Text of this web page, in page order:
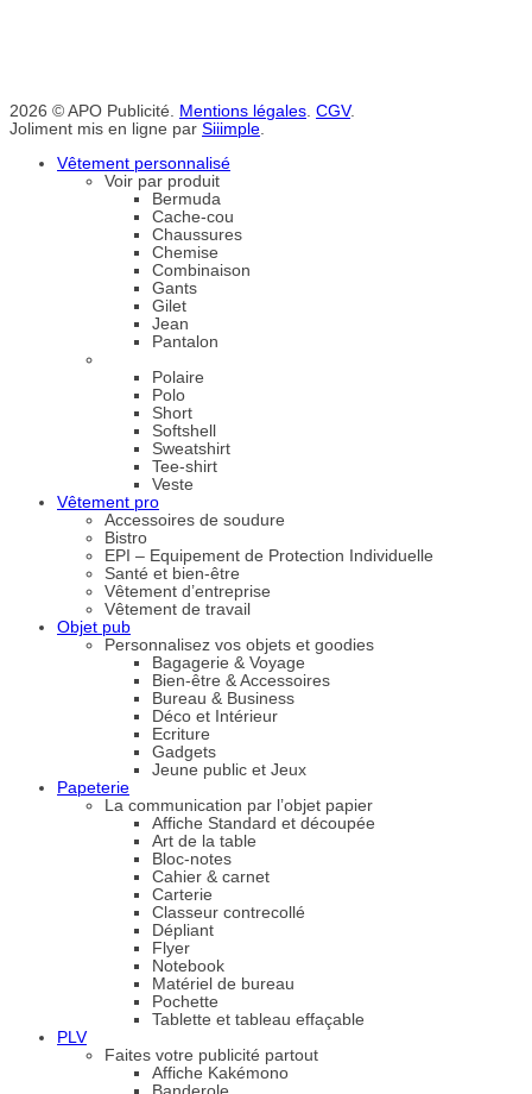
2026 © APO Publicité. Mentions légales. CGV.
Joliment mis en ligne par Siiimple.
Vêtement personnalisé
Voir par produit
Bermuda
Cache-cou
Chaussures
Chemise
Combinaison
Gants
Gilet
Jean
Pantalon
Polaire
Polo
Short
Softshell
Sweatshirt
Tee-shirt
Veste
Vêtement pro
Accessoires de soudure
Bistro
EPI – Equipement de Protection Individuelle
Santé et bien-être
Vêtement d’entreprise
Vêtement de travail
Objet pub
Personnalisez vos objets et goodies
Bagagerie & Voyage
Bien-être & Accessoires
Bureau & Business
Déco et Intérieur
Ecriture
Gadgets
Jeune public et Jeux
Papeterie
La communication par l’objet papier
Affiche Standard et découpée
Art de la table
Bloc-notes
Cahier & carnet
Carterie
Classeur contrecollé
Dépliant
Flyer
Notebook
Matériel de bureau
Pochette
Tablette et tableau effaçable
PLV
Faites votre publicité partout
Affiche Kakémono